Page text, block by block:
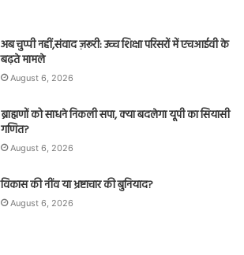
अब चुप्पी नहीं,संवाद ज़रूरी: उच्च शिक्षा परिसरों में एचआईवी के
बढ़ते मामले
August 6, 2026
ब्राह्मणों को साधने निकली सपा, क्या बदलेगा यूपी का सियासी
गणित?
August 6, 2026
विकास की नींव या भ्रष्टाचार की बुनियाद?
August 6, 2026